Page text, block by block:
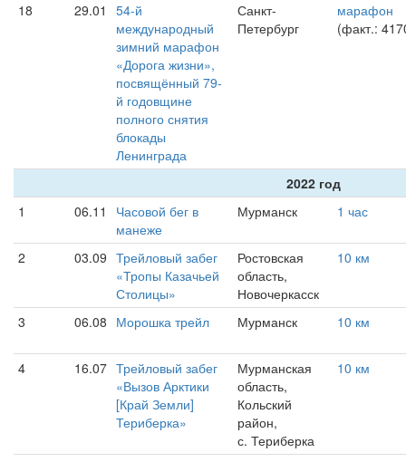
18 29.01
54-й
международный
зимний марафон
«Дорога жизни»,
посвящённый 79-
й годовщине
полного снятия
блокады
Ленинграда
Санкт-
Петербург
марафон
(факт.:
2022 год
1
06.11
Часовой бег в
манеже
Мурманск 1 час
2 03.09 Трейловый забег
«Тропы Казачьей
Столицы»
Ростовская
область,
Новочеркасск
10 км
3 06.08 Морошка трейл Мурманск 10 км
4 16.07 Трейловый забег
«Вызов Арктики
[Край Земли]
Териберка»
Мурманская
область,
Кольский
район,
с. Териберка
10 км